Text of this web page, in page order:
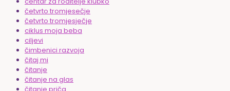
četvrto tromjesečje
četvrto tromjesječje
ciklus moja beba
ciljevi
čimbenici razvoja
čitaj mi
čitanje
čitanje na glas